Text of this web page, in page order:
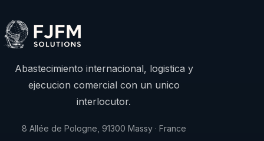
Abastecimiento internacional, logistica y
ejecucion comercial con un unico
interlocutor.
8 Allée de Pologne, 91300 Massy · France